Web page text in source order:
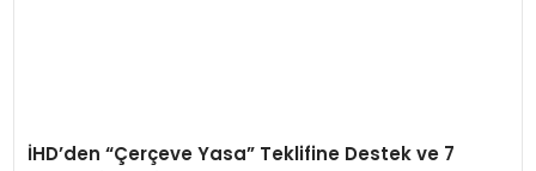
İHD’den “Çerçeve Yasa” Teklifine Destek ve 7